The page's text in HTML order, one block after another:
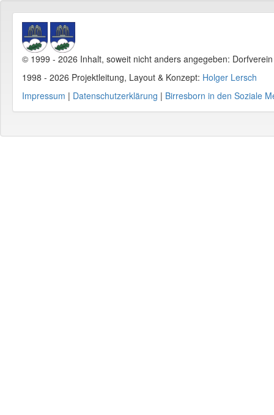
© 1999 - 2026 Inhalt, soweit nicht anders angegeben:
1998 - 2026 Projektleitung, Layout & Konzept: Holger Lersch
Impressum | Datenschutzerklärung | Birresborn in den Soziale